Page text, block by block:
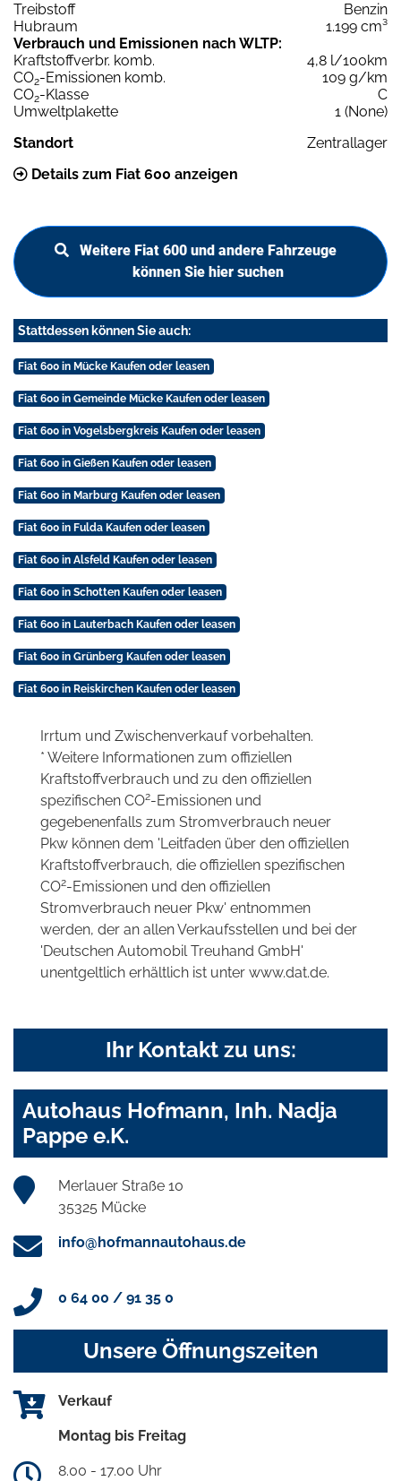
Treibstoff
Benzin
Hubraum
1.199 cm³
Verbrauch und Emissionen nach WLTP:
Kraftstoffverbr. komb.
4,8 l/100km
CO2-Emissionen komb.
109 g/km
CO2-Klasse
C
Umweltplakette
1 (None)
Standort
Zentrallager
Details zum Fiat 600 anzeigen
Weitere Fiat 600 und andere Fahrzeuge
können Sie hier suchen
Stattdessen können Sie auch:
Fiat 600 in Mücke Kaufen oder leasen
Fiat 600 in Gemeinde Mücke Kaufen oder leasen
Fiat 600 in Vogelsbergkreis Kaufen oder leasen
Fiat 600 in Gießen Kaufen oder leasen
Fiat 600 in Marburg Kaufen oder leasen
Fiat 600 in Fulda Kaufen oder leasen
Fiat 600 in Alsfeld Kaufen oder leasen
Fiat 600 in Schotten Kaufen oder leasen
Fiat 600 in Lauterbach Kaufen oder leasen
Fiat 600 in Grünberg Kaufen oder leasen
Fiat 600 in Reiskirchen Kaufen oder leasen
Irrtum und Zwischenverkauf vorbehalten.
* Weitere Informationen zum offiziellen
Kraftstoffverbrauch und zu den offiziellen
spezifischen CO2-Emissionen und
gegebenenfalls zum Stromverbrauch neuer
Pkw können dem 'Leitfaden über den offiziellen
Kraftstoffverbrauch, die offiziellen spezifischen
CO2-Emissionen und den offiziellen
Stromverbrauch neuer Pkw' entnommen
werden, der an allen Verkaufsstellen und bei der
'Deutschen Automobil Treuhand GmbH'
unentgeltlich erhältlich ist unter www.dat.de.
Ihr Kontakt zu uns:
Autohaus Hofmann, Inh. Nadja
Pappe e.K.
Merlauer Straße 10
35325 Mücke
info@hofmannautohaus.de
0 64 00 / 91 35 0
Unsere Öffnungszeiten
Verkauf
Montag bis Freitag
8.00 - 17.00 Uhr